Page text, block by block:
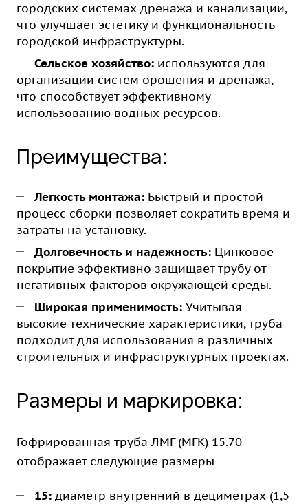
городских системах дренажа и канализации,
что улучшает эстетику и функциональность
городской инфраструктуры.
Сельское хозяйство: используются для
организации систем орошения и дренажа,
что способствует эффективному
использованию водных ресурсов.
Преимущества:
Легкость монтажа: Быстрый и простой
процесс сборки позволяет сократить время и
затраты на установку.
Долговечность и надежность: Цинковое
покрытие эффективно защищает трубу от
негативных факторов окружающей среды.
Широкая применимость: Учитывая
высокие технические характеристики, труба
подходит для использования в различных
строительных и инфраструктурных проектах.
Размеры и маркировка:
Гофрированная труба ЛМГ (МГК) 15.70
отображает следующие размеры
15: диаметр внутренний в дециметрах (1,5